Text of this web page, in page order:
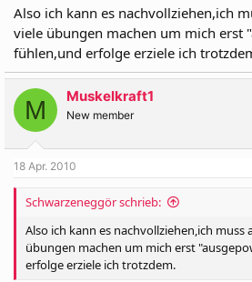
Also ich kann es nachvollziehen,ich
viele übungen machen um mich erst
fühlen,und erfolge erziele ich
M Muskelkraft1
New member
18 Apr. 2010
Schwarzeneggör schrieb:
Also ich kann es nachvollziehen,ich muss
übungen machen um mich erst
erfolge erziele ich trotzdem.